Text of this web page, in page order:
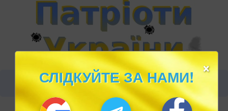
×
СЛІДКУЙТЕ ЗА НАМИ!